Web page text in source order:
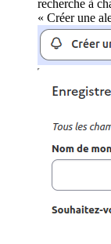
recherche à
« Créer une